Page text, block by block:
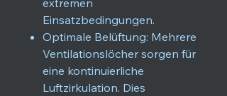
extremen
Einsatzbedingungen.
Optimale Belüftung: Mehrere
Ventilationslöcher sorgen für
eine kontinuierliche
Luftzirkulation. Dies